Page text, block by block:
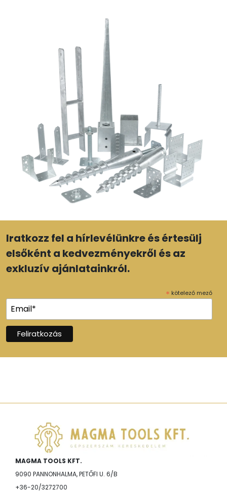
Iratkozz fel a hírlevélünkre és értesülj
elsőként a kedvezményekről és az
exkluzív ajánlatainkról.
* kötelező mező
MAGMA TOOLS KFT.
9090 PANNONHALMA, PETŐFI U. 6/B
+36-20/3272700